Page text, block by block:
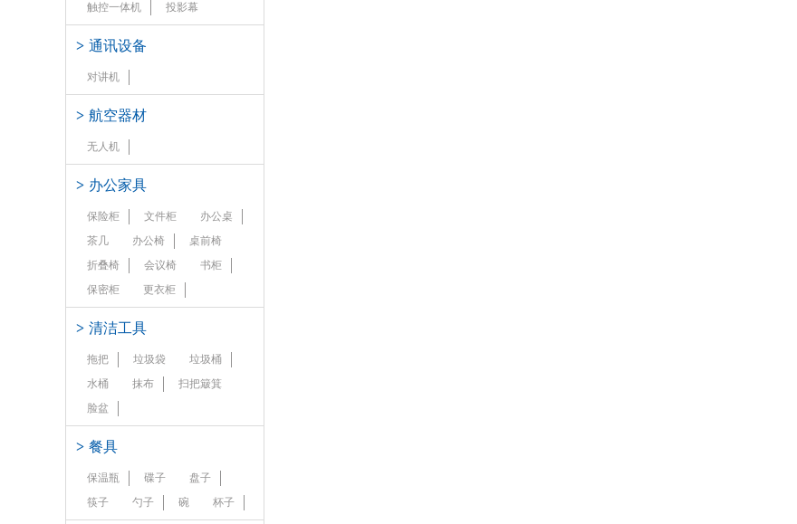
触控一体机
投影幕
> 通讯设备
对讲机
> 航空器材
无人机
> 办公家具
保险柜 文件柜
办公桌
茶几
办公椅
桌前椅
折叠椅
会议椅
书柜
保密柜
更衣柜
> 清洁工具
拖把 垃圾袋
垃圾桶
水桶
抹布
扫把簸箕
脸盆
> 餐具
保温瓶 碟子
盘子
筷子
勺子 碗 杯子